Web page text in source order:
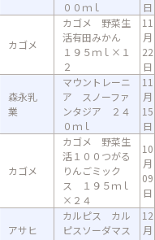
００ｍｌ
日
カゴメ
カゴメ 野菜生
活有田みかん
１９５ｍｌ×１
２
11
月
22
日
森永乳
業
マウントレーニ
ア スノーファ
ンタジア ２４
０ｍｌ
11
月
15
日
カゴメ
カゴメ 野菜生
活１００つがる
りんごミック
ス １９５ｍｌ
×２４
10
月
09
日
アサヒ
カルピス カル
ピスソーダマス
12
月